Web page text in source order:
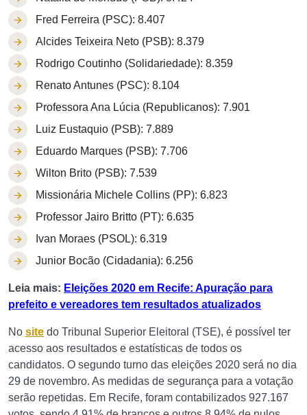
Fred Ferreira (PSC): 8.407
Alcides Teixeira Neto (PSB): 8.379
Rodrigo Coutinho (Solidariedade): 8.359
Renato Antunes (PSC): 8.104
Professora Ana Lúcia (Republicanos): 7.901
Luiz Eustaquio (PSB): 7.889
Eduardo Marques (PSB): 7.706
Wilton Brito (PSB): 7.539
Missionária Michele Collins (PP): 6.823
Professor Jairo Britto (PT): 6.635
Ivan Moraes (PSOL): 6.319
Junior Bocão (Cidadania): 6.256
Leia mais: Eleições 2020 em Recife: Apuração para
prefeito e vereadores tem resultados atualizados
No site do Tribunal Superior Eleitoral (TSE), é possível ter
acesso aos resultados e estatísticas de todos os
candidatos. O segundo turno das eleições 2020 será no dia
29 de novembro. As medidas de segurança para a votação
serão repetidas. Em Recife, foram contabilizados 927.167